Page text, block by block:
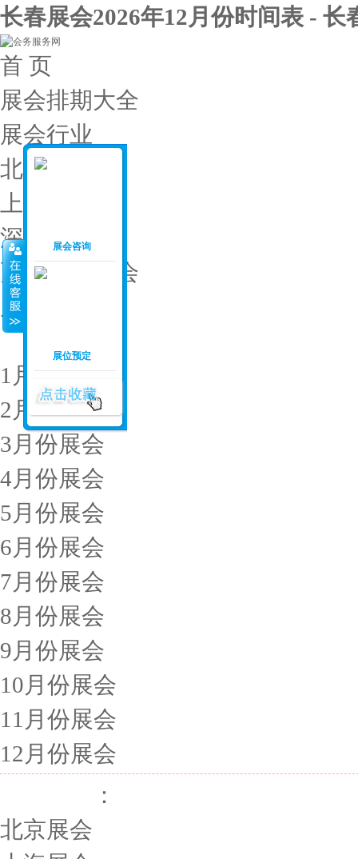
长春展会2026年12月份时间表 -
首 页
展会排期大全
展会行业
北京展会
上海展会
深圳展会
更多城市展会
展会投稿
展会月份
1月份展会
2月份展会
3月份展会
4月份展会
5月份展会
6月份展会
7月份展会
8月份展会
9月份展会
10月份展会
11月份展会
12月份展会
：
北京展会
展会咨询
展位预定